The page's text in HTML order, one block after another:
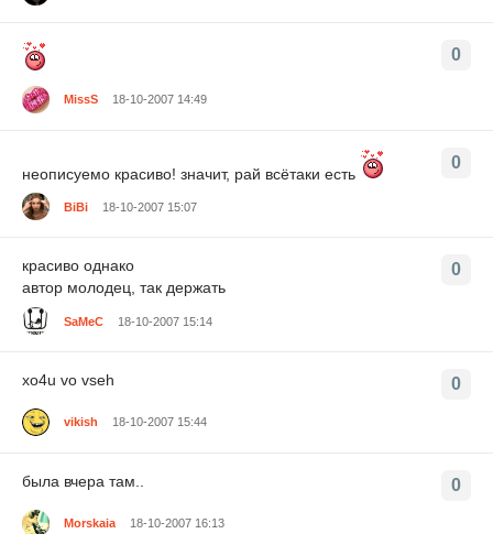
0
MissS 18-10-2007 14:49
0
неописуемо красиво! значит, рай всётаки есть
BiBi 18-10-2007 15:07
0
красиво однако
автор молодец, так держать
SaMeC 18-10-2007 15:14
0
xo4u vo vseh
vikish 18-10-2007 15:44
0
была вчера там..
Morskaia 18-10-2007 16:13